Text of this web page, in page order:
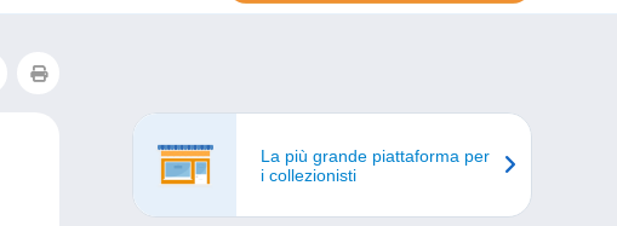
La più grande piattaforma per
i collezionisti